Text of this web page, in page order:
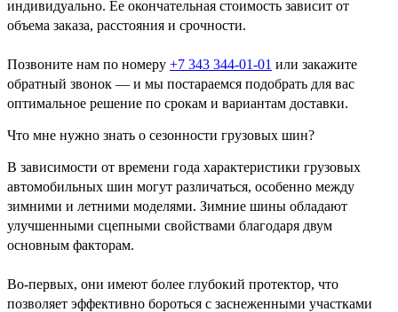
индивидуально. Ее окончательная стоимость зависит от
объема заказа, расстояния и срочности.
Позвоните нам по номеру +7 343 344-01-01 или закажите
обратный звонок — и мы постараемся подобрать для вас
оптимальное решение по срокам и вариантам доставки.
Что мне нужно знать о сезонности грузовых шин?
В зависимости от времени года характеристики грузовых
автомобильных шин могут различаться, особенно между
зимними и летними моделями. Зимние шины обладают
улучшенными сцепными свойствами благодаря двум
основным факторам.
Во-первых, они имеют более глубокий протектор, что
позволяет эффективно бороться с заснеженными участками